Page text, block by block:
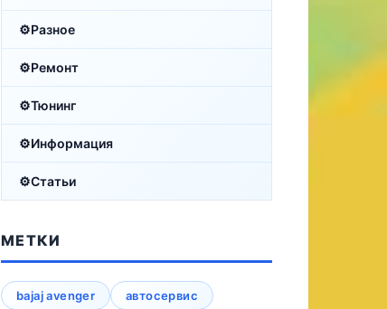
Разное
Ремонт
Тюнинг
Информация
Статьи
МЕТКИ
bajaj avenger
автосервис